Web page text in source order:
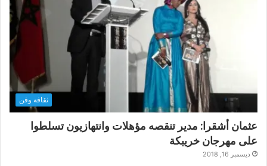
ثقافة وفن
عثمان أشقرا: مدير تنقصه مؤهلات وانتهازيون تسلطوا
على مهرجان خريبكة
ديسمبر 16, 2018